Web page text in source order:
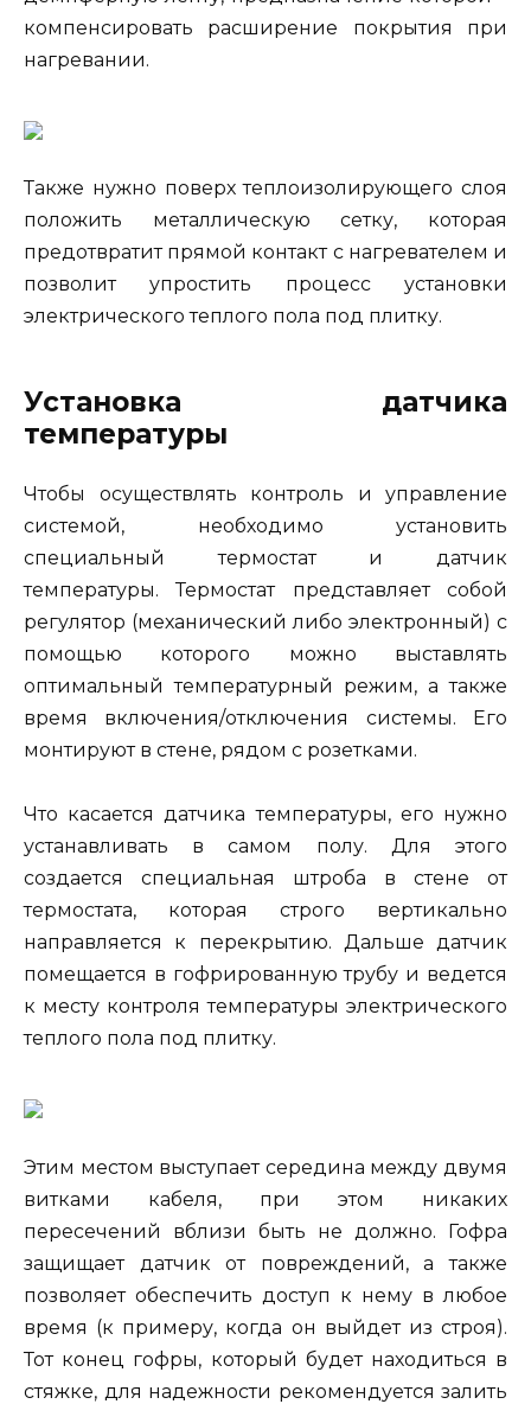
компенсировать расширение покрытия при
нагревании.
Также нужно поверх теплоизолирующего слоя
положить металлическую сетку, которая
предотвратит прямой контакт с нагревателем и
позволит упростить процесс установки
электрического теплого пола под плитку.
Установка датчика
температуры
Чтобы осуществлять контроль и управление
системой, необходимо установить
специальный термостат и датчик
температуры. Термостат представляет собой
регулятор (механический либо электронный) с
помощью которого можно выставлять
оптимальный температурный режим, а также
время включения/отключения системы. Его
монтируют в стене, рядом с розетками.
Что касается датчика температуры, его нужно
устанавливать в самом полу. Для этого
создается специальная штроба в стене от
термостата, которая строго вертикально
направляется к перекрытию. Дальше датчик
помещается в гофрированную трубу и ведется
к месту контроля температуры электрического
теплого пола под плитку.
Этим местом выступает середина между двумя
витками кабеля, при этом никаких
пересечений вблизи быть не должно. Гофра
защищает датчик от повреждений, а также
позволяет обеспечить доступ к нему в любое
время (к примеру, когда он выйдет из строя).
Тот конец гофры, который будет находиться в
стяжке, для надежности рекомендуется залить